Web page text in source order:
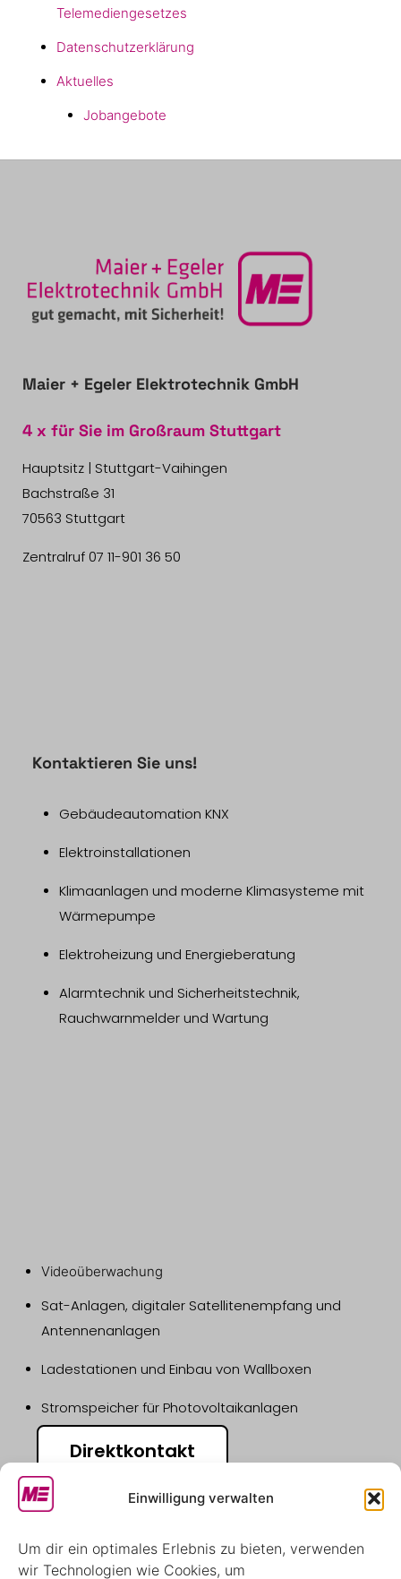
Einwilligung verwalten
Um dir ein optimales Erlebnis zu bieten, verwenden
wir Technologien wie Cookies, um
Telemediengesetzes
Datenschutzerklärung
Aktuelles
Jobangebote
Maier + Egeler Elektrotechnik GmbH
4 x für Sie im Großraum Stuttgart
Hauptsitz | Stuttgart-Vaihingen
Bachstraße 31
70563 Stuttgart
Zentralruf 07 11-901 36 50
Kontaktieren Sie uns!
Gebäudeautomation KNX
Elektroinstallationen
Klimaanlagen und moderne Klimasysteme mit
Wärmepumpe
Elektroheizung und Energieberatung
Alarmtechnik und Sicherheitstechnik,
Rauchwarnmelder und Wartung
Videoüberwachung
Sat-Anlagen, digitaler Satellitenempfang und
Antennenanlagen
Ladestationen und Einbau von Wallboxen
Stromspeicher für Photovoltaikanlagen
Direktkontakt